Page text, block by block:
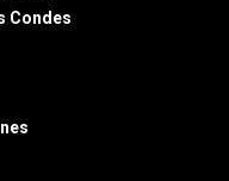
Condes